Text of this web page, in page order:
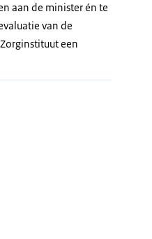
aan de minister én te
van de
een